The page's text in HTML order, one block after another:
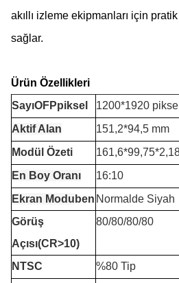
akıllı izleme ekipmanları için
sağlar.
Ürün Özellikleri
SayıOFPpiksel
1200*1920 piksel
Aktif Alan
151,2*94,5 mm
Modül Özeti
En Boy Oranı
16:10
Ekran Modu ben Normalde Siyah
Görüş
Açısı(CR>10)
80/80/80/80
NTSC
%80 Tip